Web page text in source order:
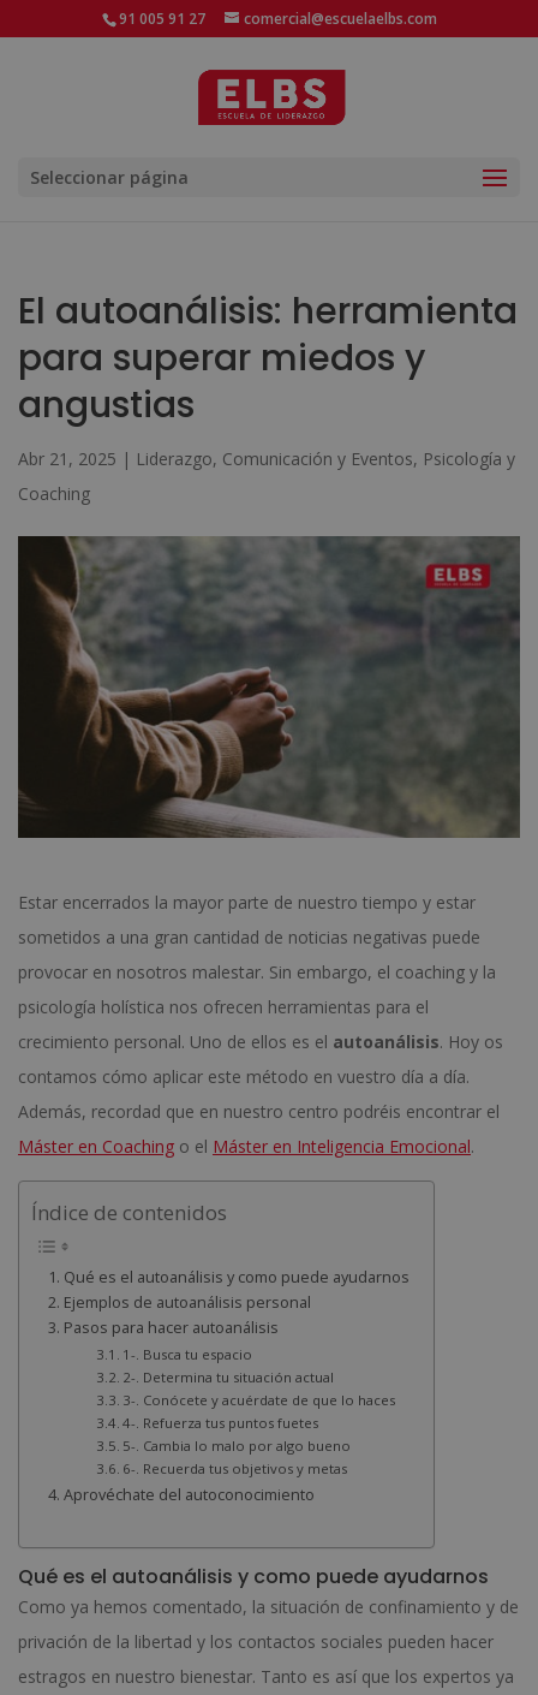
91 005 91 27 comercial@escuelaelbs.com
Seleccionar página
El autoanálisis: herramienta
para superar miedos y
angustias
Abr 21, 2025 | Liderazgo, Comunicación y Eventos, Psicología y
Coaching
Estar encerrados la mayor parte de nuestro tiempo y estar
sometidos a una gran cantidad de noticias negativas puede
provocar en nosotros malestar. Sin embargo, el coaching y la
psicología holística nos ofrecen herramientas para el
crecimiento personal. Uno de ellos es el autoanálisis. Hoy os
contamos cómo aplicar este método en vuestro día a día.
Además, recordad que en nuestro centro podréis encontrar el
Máster en Coaching o el Máster en Inteligencia Emocional.
Índice de contenidos
Qué es el autoanálisis y como puede ayudarnos
Ejemplos de autoanálisis personal
Pasos para hacer autoanálisis
1-. Busca tu espacio
2-. Determina tu situación actual
3-. Conócete y acuérdate de que lo haces
4-. Refuerza tus puntos fuetes
5-. Cambia lo malo por algo bueno
6-. Recuerda tus objetivos y metas
Aprovéchate del autoconocimiento
Qué es el autoanálisis y como puede ayudarnos
Como ya hemos comentado, la situación de confinamiento y de
privación de la libertad y los contactos sociales pueden hacer
estragos en nuestro bienestar. Tanto es así que los expertos ya